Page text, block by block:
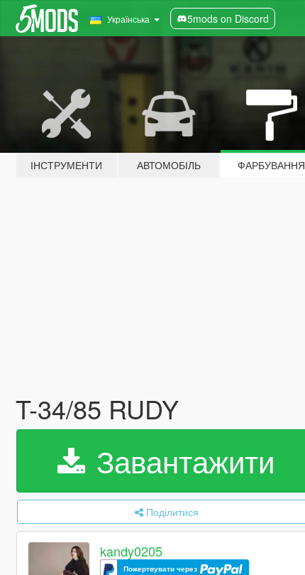
Українська 5mods on Discord
ІНСТРУМЕНТИ АВТОМОБІЛЬ ФАРБУВАННЯ
T-34/85 RUDY
Завантажити
Поділитися
kandy0205
Пожертвувати через